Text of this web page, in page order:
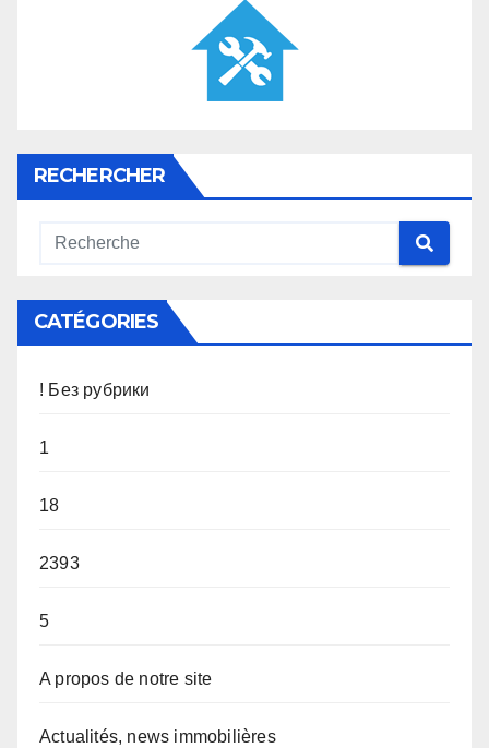
RECHERCHER
CATÉGORIES
! Без рубрики
1
18
2393
5
A propos de notre site
Actualités, news immobilières